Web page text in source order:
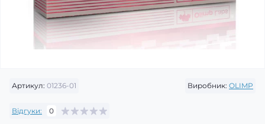
Артикул: 01236-01 Виробник: OLIMP
Відгуки: 0